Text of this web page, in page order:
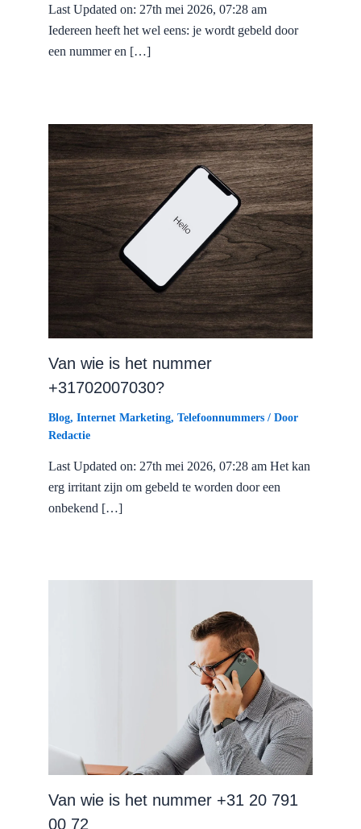
Last Updated on: 27th mei 2026, 07:28 am
Iedereen heeft het wel eens: je wordt gebeld door
een nummer en […]
Van wie is het nummer
+31702007030?
Blog, Internet Marketing, Telefoonnummers / Door
Redactie
Last Updated on: 27th mei 2026, 07:28 am Het kan
erg irritant zijn om gebeld te worden door een
onbekend […]
Van wie is het nummer +31 20 791
00 72